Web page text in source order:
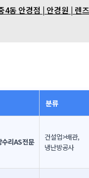
4동 안경점 | 안경원 | 렌
분류
수리AS전문
건설업>배관,
냉난방공사